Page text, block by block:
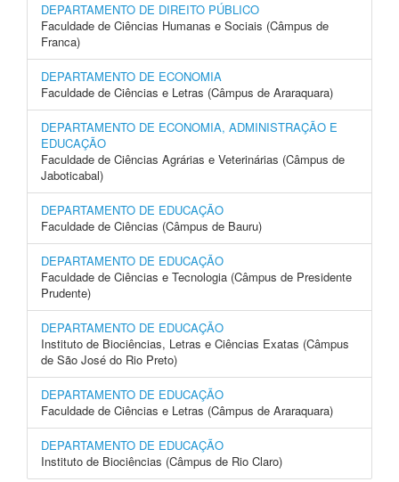
DEPARTAMENTO DE DIREITO PÚBLICO
Faculdade de Ciências Humanas e Sociais (Câmpus de
Franca)
DEPARTAMENTO DE ECONOMIA
Faculdade de Ciências e Letras (Câmpus de Araraquara)
DEPARTAMENTO DE ECONOMIA, ADMINISTRAÇÃO E
EDUCAÇÃO
Faculdade de Ciências Agrárias e Veterinárias (Câmpus de
Jaboticabal)
DEPARTAMENTO DE EDUCAÇÃO
Faculdade de Ciências (Câmpus de Bauru)
DEPARTAMENTO DE EDUCAÇÃO
Faculdade de Ciências e Tecnologia (Câmpus de Presidente
Prudente)
DEPARTAMENTO DE EDUCAÇÃO
Instituto de Biociências, Letras e Ciências Exatas (Câmpus
de São José do Rio Preto)
DEPARTAMENTO DE EDUCAÇÃO
Faculdade de Ciências e Letras (Câmpus de Araraquara)
DEPARTAMENTO DE EDUCAÇÃO
Instituto de Biociências (Câmpus de Rio Claro)